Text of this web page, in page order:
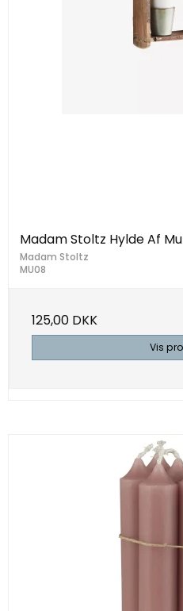
Madam Stoltz Hylde Af
Madam Stoltz
MU08
125,00 DKK
Vis